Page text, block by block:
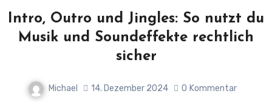
Intro, Outro und Jingles: So nutzt du
Musik und Soundeffekte rechtlich
sicher
Michael 14. Dezember 2024 0 Kommentar